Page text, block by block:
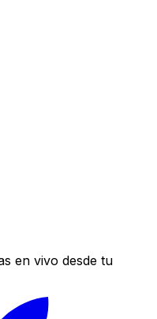
en vivo desde tu